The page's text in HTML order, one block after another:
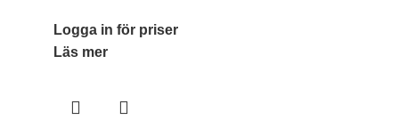
Logga in för priser
Läs mer